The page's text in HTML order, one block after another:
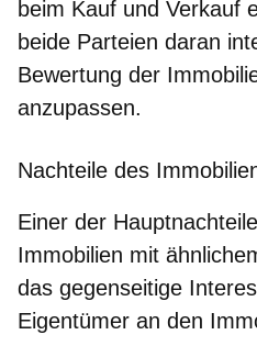
beim Kauf und Verkauf
beide Parteien daran
Bewertung der
anzupassen.
Nachteile des
Einer der
Immobilien mit
das gegenseitige
Eigentümer an den